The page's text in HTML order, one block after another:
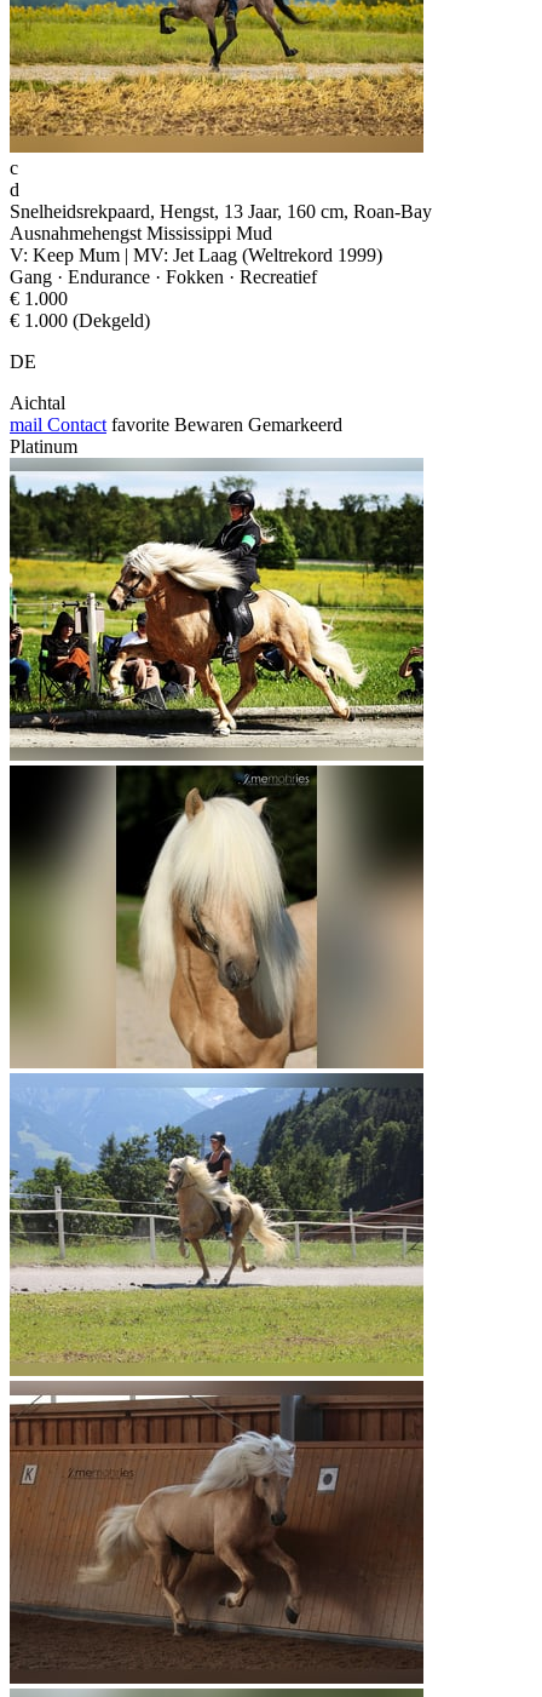
c
d
Snelheidsrekpaard, Hengst, 13 Jaar, 160 cm, Roan-Bay
Ausnahmehengst Mississippi Mud
V: Keep Mum | MV: Jet Laag (Weltrekord 1999)
Gang · Endurance · Fokken · Recreatief
€ 1.000
€ 1.000 (Dekgeld)
DE
Aichtal
mail Contact favorite Bewaren Gemarkeerd
Platinum